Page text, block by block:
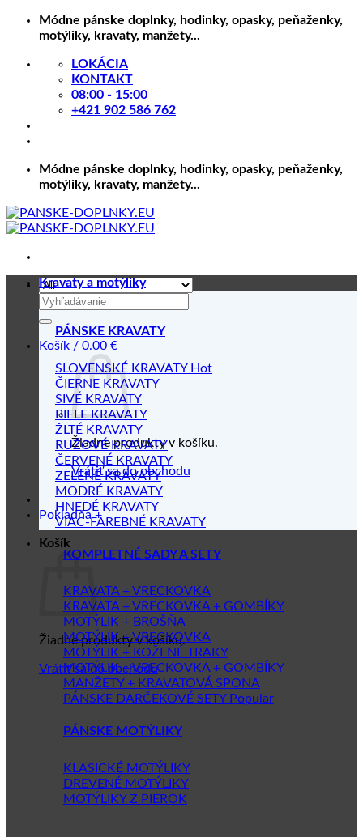
Skip
Módne pánske doplnky, hodinky, opasky, peňaženky,
motýliky, kravaty, manžety...
LOKÁCIA
KONTAKT
08:00 - 15:00
+421 902 586 762
Módne pánske doplnky, hodinky, opasky, peňaženky,
motýliky, kravaty, manžety...
Hľadať:
Košík / 0.00 €
Žiadne produkty v košíku.
Vrátiť sa do obchodu
Pokladňa +
Košík
Žiadne produkty v košíku.
Vrátiť sa do obchodu
Kravaty a motýliky
PÁNSKE KRAVATY
SLOVENSKÉ KRAVATY
ČIERNE KRAVATY
SIVÉ KRAVATY
BIELE KRAVATY
ŽLTÉ KRAVATY
RUŽOVÉ KRAVATY
ČERVENÉ KRAVATY
ZELENÉ KRAVATY
MODRÉ KRAVATY
HNEDÉ KRAVATY
VIAC-FAREBNÉ KRAVATY
KOMPLETNÉ SADY A SETY
KRAVATA + VRECKOVKA
KRAVATA + VRECKOVKA + GOMBÍKY
MOTÝLIK + BROŠŇA
MOTÝLIK + VRECKOVKA
MOTÝLIK + KOŽENÉ TRAKY
MOTÝLIK + VRECKOVKA + GOMBÍKY
MANŽETY + KRAVATOVÁ SPONA
PÁNSKE DARČEKOVÉ SETY
PÁNSKE MOTÝLIKY
KLASICKÉ MOTÝLIKY
DREVENÉ MOTÝLIKY
MOTÝLIKY Z PIEROK